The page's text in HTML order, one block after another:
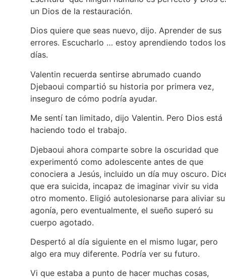
un Dios de la restauración.
Dios quiere que seas nuevo, dijo. Aprender de sus
errores. Escucharlo … estoy aprendiendo todos los
días.
Valentin recuerda sentirse abrumado cuando
Djebaoui compartió su historia por primera vez,
inseguro de cómo podría ayudar.
Me sentí tan limitado, dijo Valentin. Pero Dios está
haciendo todo el trabajo.
Djebaoui ahora comparte sobre la oscuridad que
experimentó como adolescente antes de que
conociera a Jesús, incluido un día muy oscuro.
que era suicida, incapaz de imaginar vivir su vida
otro momento. Eligió autolesionarse para aliviar su
agonía, pero eventualmente, el sueño superó su
cuerpo agotado.
Despertó al día siguiente en el mismo lugar, pero
algo era muy diferente. Podría ver su futuro.
Vi que estaba a punto de hacer muchas cosas,